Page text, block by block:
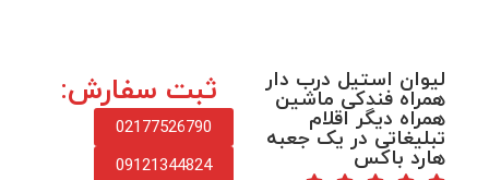
لیوان استیل درب دار
همراه فندکی ماشین
همراه دیگر اقلام
تبلیغاتی در یک جعبه
هارد باکس
ثبت سفارش:
02177526790
09121344824